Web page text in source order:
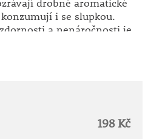
drobné aromatické
i se slupkou.
a nenáročnosti je
198 Kč